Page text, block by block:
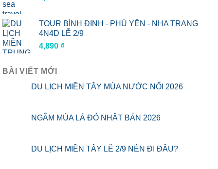
TOUR BÌNH ĐỊNH - PHÚ YÊN - NHA TRANG
4N4D LỄ 2/9
4,890 ₫
BÀI VIẾT MỚI
DU LỊCH MIỀN TÂY MÙA NƯỚC NỔI 2026
NGẮM MÙA LÁ ĐỎ NHẬT BẢN 2026
DU LỊCH MIỀN TÂY LỄ 2/9 NÊN ĐI ĐÂU?